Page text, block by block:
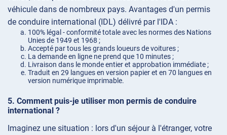
véhicule dans de nombreux pays. Avantages d'un permis
de conduire international (IDL) délivré par l'IDA :
100% légal - conformité totale avec les normes des Nations
Unies de 1949 et 1968 ;
Accepté par tous les grands loueurs de voitures ;
La demande en ligne ne prend que 10 minutes ;
Livraison dans le monde entier et approbation immédiate ;
Traduit en 29 langues en version papier et en 70 langues en
version numérique imprimable.
Comment puis-je utiliser mon permis de conduire
international ?
Imaginez une situation : lors d'un séjour à l'étranger, votre